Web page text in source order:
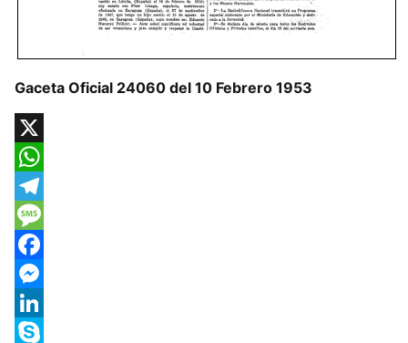
Gaceta Oficial 24060 del 10 Febrero 1953
X
WhatsApp
Telegram
Message
Facebook
Messenger
LinkedIn